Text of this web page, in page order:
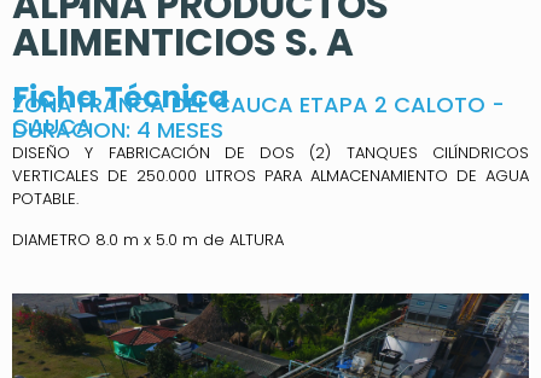
ALIMENTICIOS S. A
Ficha Técnica
ZONA FRANCA DEL CAUCA ETAPA 2 CALOTO -
CAUCA
DURACION: 4 MESES
DISEÑO Y FABRICACIÓN DE DOS (2) TANQUES CILÍNDRICOS
VERTICALES DE 250.000 LITROS PARA ALMACENAMIENTO DE AGUA
POTABLE.
DIAMETRO 8.0 m x 5.0 m de ALTURA